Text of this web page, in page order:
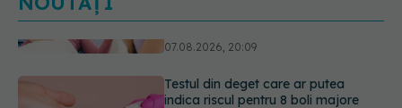
indica riscul pentru 8 boli majore
07.08.2026, 18:34